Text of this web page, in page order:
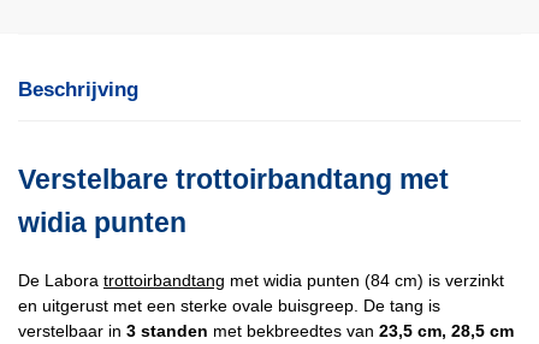
Beschrijving
Verstelbare trottoirbandtang met
widia punten
De Labora trottoirbandtang met widia punten (84 cm) is verzinkt
en uitgerust met een sterke ovale buisgreep. De tang is
verstelbaar in 3 standen met bekbreedtes van 23,5 cm, 28,5 cm